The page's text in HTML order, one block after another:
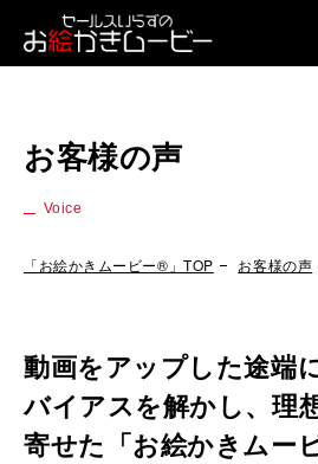
お客様の声
Voice
「お絵かきムービー®」TOP お客様の声
動画をアップした途端
バイアスを解かし、理
寄せた「お絵かきムー